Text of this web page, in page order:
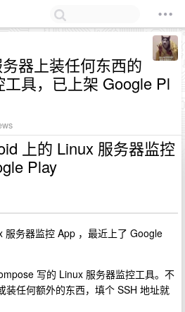
器上装任何东西的
具，已上架 Google Pl
上的 Linux 服务器监控
Play
服务器监控 App ，最近上了 Google
写的 Linux 服务器监控工具。不
装任何额外的东西，填个 SSH 地址就